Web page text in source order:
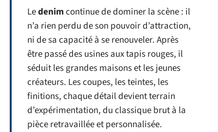
Ledenimcontinue de dominer la scène : il
n’a rien perdu de son pouvoir d’attraction,
ni de sa capacité à se renouveler. Après
être passé des usines aux tapis rouges, il
séduit les grandes maisons et les jeunes
créateurs. Les coupes, les teintes, les
finitions, chaque détail devient terrain
d’expérimentation, du classique brut à la
pièce retravaillée et personnalisée.